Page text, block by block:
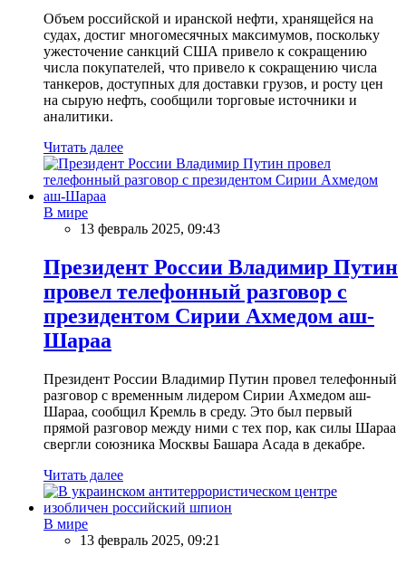
Объем российской и иранской нефти, хранящейся на
судах, достиг многомесячных максимумов, поскольку
ужесточение санкций США привело к сокращению
числа покупателей, что привело к сокращению числа
танкеров, доступных для доставки грузов, и росту цен
на сырую нефть, сообщили торговые источники и
аналитики.
Читать далее
В мире
13 февраль 2025, 09:43
Президент России Владимир Путин
провел телефонный разговор с
президентом Сирии Ахмедом аш-
Шараа
Президент России Владимир Путин провел телефонный
разговор с временным лидером Сирии Ахмедом аш-
Шараа, сообщил Кремль в среду. Это был первый
прямой разговор между ними с тех пор, как силы Шараа
свергли союзника Москвы Башара Асада в декабре.
Читать далее
В мире
13 февраль 2025, 09:21